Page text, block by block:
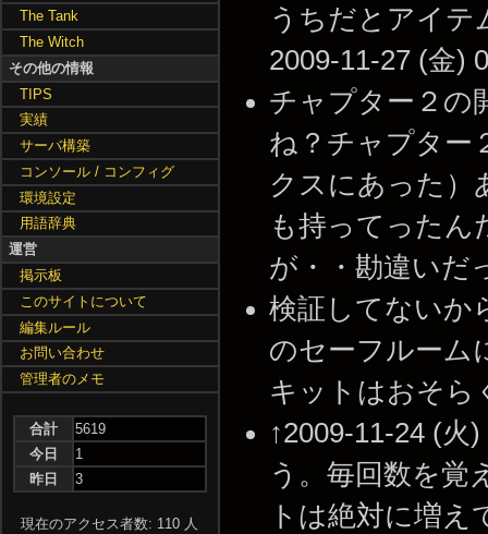
うちだとアイテ
2009-11-27 (金)
チャプター２の
ね？チャプター
クスにあった）
も持ってったん
が・・勘違いだ
検証してないか
のセーフルーム
キットはおそら
↑2009-11-24 (
う。毎回数を覚
トは絶対に増
The Tank
The Witch
その他の情報
TIPS
実績
サーバ構築
コンソール / コンフィグ
環境設定
用語辞典
運営
掲示板
このサイトについて
編集ルール
お問い合わせ
管理者のメモ
合計
5619
今日
1
昨日
3
現在のアクセス者数: 110 人